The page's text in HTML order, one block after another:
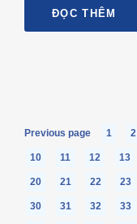
ĐỌC THÊM
Previous page 1 2
10 11 12 13
20 21 22 23
30 31 32 33